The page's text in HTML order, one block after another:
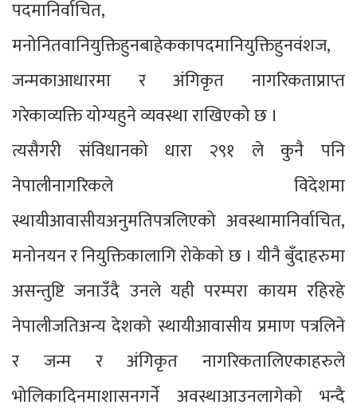
पदमानिर्वाचित,
मनोनितवानियुक्तिहुनबाहेककापदमानियुक्तिहुनवंशज,
जन्मकाआधारमा र अंगिकृत नागरिकताप्राप्त
गरेकाव्यक्ति योग्यहुने व्यवस्था राखिएको छ ।
त्यसैगरी संविधानको धारा २९१ ले कुनै पनि
नेपालीनागरिकले विदेशमा
स्थायीआवासीयअनुमतिपत्रलिएको अवस्थामानिर्वाचित,
मनोनयन र नियुक्तिकालागि रोकेको छ । यीनै बुँदाहरुमा
असन्तुष्टि जनाउँदै उनले यही परम्परा कायम रहिरहे
नेपालीजतिअन्य देशको स्थायीआवासीय प्रमाण पत्रलिने
र जन्म र अंगिकृत नागरिकतालिएकाहरुले
भोलिकादिनमाशासनगर्ने अवस्थाआउनलागेको भन्दै